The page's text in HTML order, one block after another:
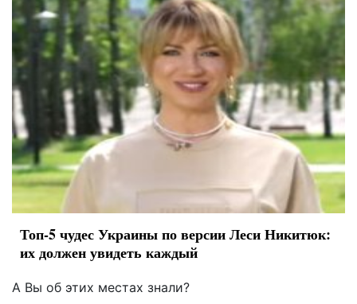
Топ-5 чудес Украины по версии Леси Никитюк:
их должен увидеть каждый
А Вы об этих местах знали?